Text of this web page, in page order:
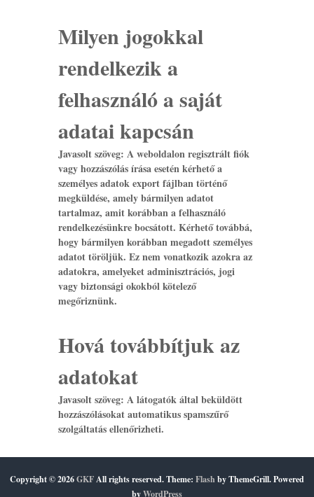
Milyen jogokkal
rendelkezik a
felhasználó a saját
adatai kapcsán
Javasolt szöveg:A weboldalon regisztrált fiók
vagy hozzászólás írása esetén kérhető a
személyes adatok export fájlban történő
megküldése, amely bármilyen adatot
tartalmaz, amit korábban a felhasználó
rendelkezésünkre bocsátott. Kérhető továbbá,
hogy bármilyen korábban megadott személyes
adatot töröljük. Ez nem vonatkozik azokra az
adatokra, amelyeket adminisztrációs, jogi
vagy biztonsági okokból kötelező
megőriznünk.
Hová továbbítjuk az
adatokat
Javasolt szöveg:A látogatók által beküldött
hozzászólásokat automatikus spamszűrő
szolgáltatás ellenőrizheti.
Copyright © 2026GKFAll rights reserved. Theme: Flash by ThemeGrill. Powered
byWordPress